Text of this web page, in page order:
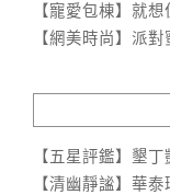
【寵愛包棟】就想
【網美時尚】派對
【五星評鑑】墾丁
【清幽靜謐】華泰